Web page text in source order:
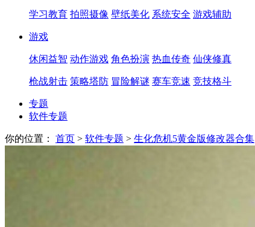
学习教育 拍照摄像 壁纸美化 系统安全 游戏辅助
游戏
休闲益智 动作游戏 角色扮演 热血传奇 仙侠修真
枪战射击 策略塔防 冒险解谜 赛车竞速 竞技格斗
专题
软件专题
你的位置： 首页 > 软件专题 > 生化危机5黄金版修改器合集